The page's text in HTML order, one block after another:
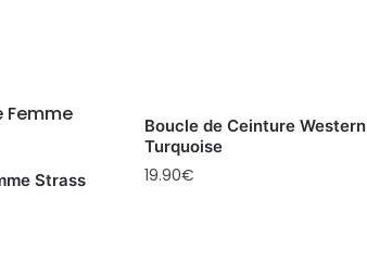
Strass
Boucle de Ceinture Western
Turquoise
19.90€